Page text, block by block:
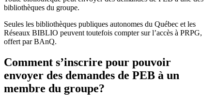
bibliothèques du groupe.
Seules les bibliothèques publiques autonomes du Québec et les
Réseaux BIBLIO peuvent toutefois compter sur l’accès à PRPG,
offert par BAnQ.
Comment s’inscrire pour pouvoir
envoyer des demandes de PEB à un
membre du groupe?